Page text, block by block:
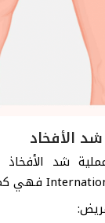
الأفخاد
شد الأفخاذ